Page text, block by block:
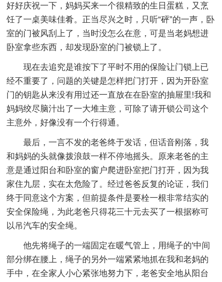
好好庆祝一下，妈妈买来一个很精致的生日蛋糕，又烹
饪了一桌美味佳肴。正当尽兴之时，只听“砰”的一声，卧
室的门被风刮上了，当时没怎么在意，可是当老妈想进
卧室拿些东西，却发现卧室的门被锁上了。
现在去追究是谁按下了平时不用的保险让门锁上已
经不重要了，问题的关键是怎样把门打开，因为开卧室
门的钥匙从来没有用过还一直放在在卧室的抽屉里!我和
妈妈绞尽脑汁出了一大堆主意，可除了请开锁公司这个
主意外，好像没有一个行得通。
最后，一言不发的老爸终于发话，但话音刚落，我
和妈妈的头就像拨浪鼓一样不停地摇头。原来老爸的主
意是通过阳台和卧室的窗户爬进卧室把门打开，因为我
家住九层，实在太危险了。经过爸爸反复的论证，我们
终于同意这个方案，但前提条件是要栓一根非常结实的
安全保险绳，为此老爸只得花三十元去买了一根据称可
以吊汽车的安全绳。
他先将绳子的一端固定在暖气管上，用绳子的'中间
部分绑在腰上，绳子的另外一端紧紧地抓在我和老妈的
手中，在全家人小心紧张地努力下，老爸安全地从阳台